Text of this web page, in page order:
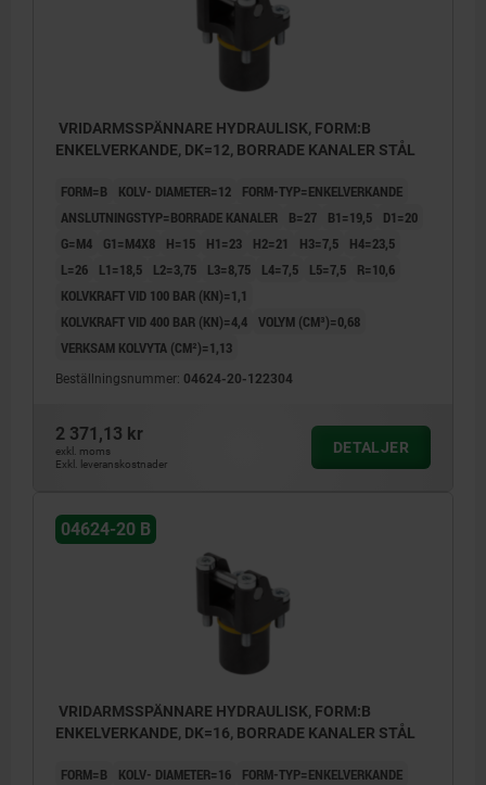
1) Spännspakens längd (se 04624-30)
2) Rörelse (se 04624-30)
5) Rundade kanter
6) Lossa
7) Spänna alternativt
VRIDARMSSPÄNNARE HYDRAULISK, FORM:B
ENKELVERKANDE, DK=12, BORRADE KANALER STÅL
FORM=B KOLV- DIAMETER=12
FORM-TYP=ENKELVERKANDE
ANSLUTNINGSTYP=BORRADE KANALER
B=27 B1=19,5
D1=20
G=M4
G1=M4X8 H=15 H1=23 H2=21 H3=7,5
H4=23,5
L=26
L1=18,5 L2=3,75 L3=8,75 L4=7,5 L5=7,5
R=10,6
KOLVKRAFT VID 100 BAR (KN)=1,1
KOLVKRAFT VID 400 BAR (KN)=4,4 VOLYM (CM³)=0,68
VERKSAM KOLVYTA (CM²)=1,13
Beställningsnummer: 04624-20-122304
2 371,13 kr
exkl. moms
Exkl. leveranskostnader
DETALJER
04624-20 B
VRIDARMSSPÄNNARE HYDRAULISK, FORM:B
ENKELVERKANDE, DK=16, BORRADE KANALER STÅL
FORM=B KOLV- DIAMETER=16
FORM-TYP=ENKELVERKANDE